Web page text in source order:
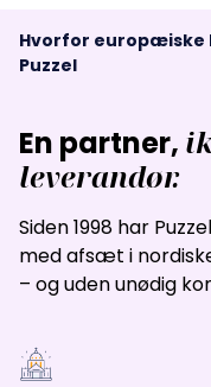
Hvorfor
Puzzel
En partner,
leverandør.
Siden 1998 har
med afsæt i
– og uden unødig